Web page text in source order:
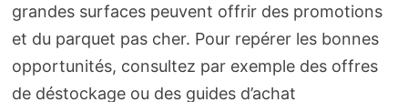
grandes surfaces peuvent offrir des promotions
et du parquet pas cher. Pour repérer les bonnes
opportunités, consultez par exemple des offres
de déstockage ou des guides d’achat